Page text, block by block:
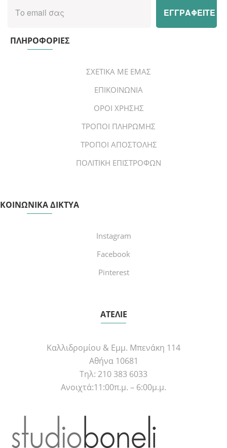
ΠΛΗΡΟΦΟΡΙΕΣ
ΣΧΕΤΙΚΑ ΜΕ ΕΜΑΣ
ΕΠΙΚΟΙΝΩΝΙΑ
ΟΡΟΙ ΧΡΗΣΗΣ
ΤΡΟΠΟΙ ΠΛΗΡΩΜΗΣ
ΤΡΟΠΟΙ ΑΠΟΣΤΟΛΗΣ
ΠΟΛΙΤΙΚΗ ΕΠΙΣΤΡΟΦΩΝ
ΚΟΙΝΩΝΙΚΑ ΔΙΚΤΥΑ
Instagram
Facebook
Pinterest
ΑΤΕΛΙΕ
Καλλιδρομίου & Εμμ. Μπενάκη 114
Αθήνα 10681
Τηλ: 210 383 6033
Ανοιχτά:11:00π.μ. – 6:00μ.μ.